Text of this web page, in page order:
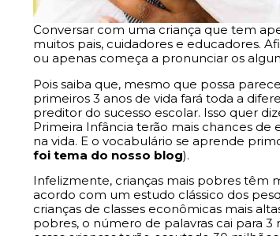
Conversar com uma criança que tem
muitos pais, cuidadores e educadores.
ou apenas começa a pronunciar os
Pois saiba que, mesmo que possa
primeiros 3 anos de vida fará toda a
preditor do sucesso escolar. Isso quer
Primeira Infância terão mais chances
na vida. E o vocabulário se aprende
foi tema do nosso blog).
Infelizmente, crianças mais pobres têm
acordo com um estudo clássico dos
crianças de classes econômicas mais
pobres, o número de palavras cai para